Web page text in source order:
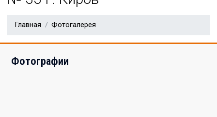
Главная Фотогалерея
Фотографии